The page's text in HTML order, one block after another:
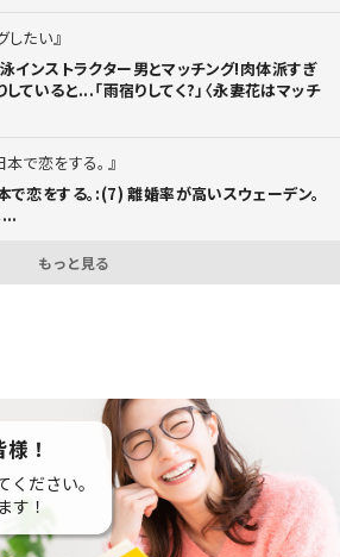
したい
泳インストラクター男とマッチング!肉体派すぎ
ていると...「雨宿りしてく?」〈永妻花はマッチ
で恋をする。
で恋をする。:(7) 離婚率が高いスウェーデン。
もっと見る
！
ください。
す！